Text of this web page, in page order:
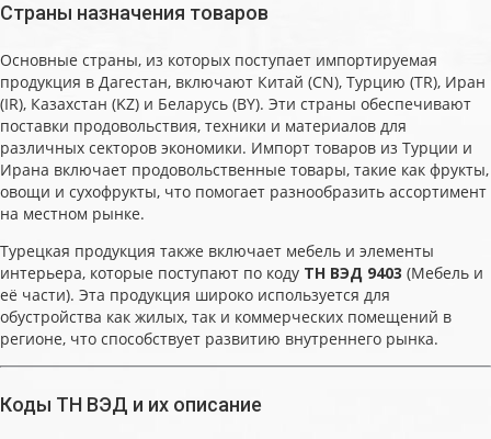
Страны назначения товаров
Основные страны, из которых поступает импортируемая
продукция в Дагестан, включают Китай (CN), Турцию (TR), Иран
(IR), Казахстан (KZ) и Беларусь (BY). Эти страны обеспечивают
поставки продовольствия, техники и материалов для
различных секторов экономики. Импорт товаров из Турции и
Ирана включает продовольственные товары, такие как фрукты,
овощи и сухофрукты, что помогает разнообразить ассортимент
на местном рынке.
Турецкая продукция также включает мебель и элементы
интерьера, которые поступают по коду ТН ВЭД 9403 (Мебель и
её части). Эта продукция широко используется для
обустройства как жилых, так и коммерческих помещений в
регионе, что способствует развитию внутреннего рынка.
Коды ТН ВЭД и их описание